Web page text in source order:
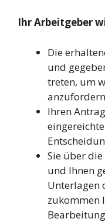
Ihr Arbeitgeber
Die
und
treten, um
Ihren
Sie über
und Ihnen
Unterlagen
zukommen